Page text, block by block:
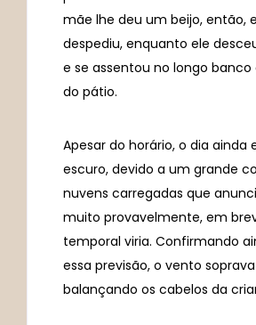
mãe lhe deu um beijo, então,
despediu, enquanto ele
e se assentou no longo
do pátio.
Apesar do horário, o dia ainda
escuro, devido a um grande
nuvens carregadas que
muito provavelmente, em
temporal viria. Confirmando
essa previsão, o vento
balançando os cabelos da